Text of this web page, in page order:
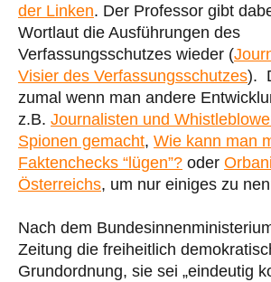
der Linken. Der Professor gibt
Wortlaut die Ausführungen des
Verfassungsschutzes wieder (
Visier des Verfassungsschutzes).
zumal wenn man andere
z.B. Journalisten und
Spionen gemacht, Wie kann man
Faktenchecks “lügen”? oder
Österreichs, um nur einiges zu
Nach dem
Zeitung die freiheitlich
Grundordnung, sie sei „eindeutig